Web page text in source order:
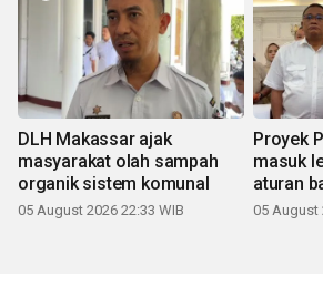
DLH Makassar ajak
masyarakat olah sampah
organik sistem komunal
05 August 2026 22:33 WIB
Proyek
masuk
aturan
05 August